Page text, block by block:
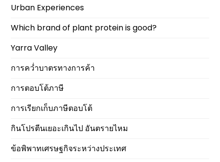
Urban Experiences
Which brand of plant protein is good?
Yarra Valley
การคว่ำบาตรทางการค้า
การตอบโต้ภาษี
การเรียกเก็บภาษีตอบโต้
กินโปรตีนเยอะเกินไป อันตรายไหม
ข้อพิพาทเศรษฐกิจระหว่างประเทศ